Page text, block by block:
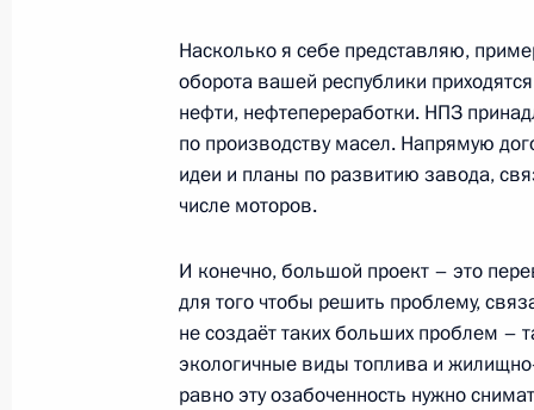
3 октября состоятся переговоры
с Федеральным канцлером
2 октября 2018 года, 15:05
3 октября Президент примет
«Российская энергетическая
2 октября 2018 года, 15:00
Насколько я себе представляю,
оборота вашей республики
нефти, нефтепереработки. НПЗ
по производству масел. Напрямую
идеи и планы по развитию завода,
числе моторов.
И конечно, большой проект – это
для того чтобы решить проблему,
не создаёт таких больших проблем –
экологичные виды топлива и
равно эту озабоченность нужно